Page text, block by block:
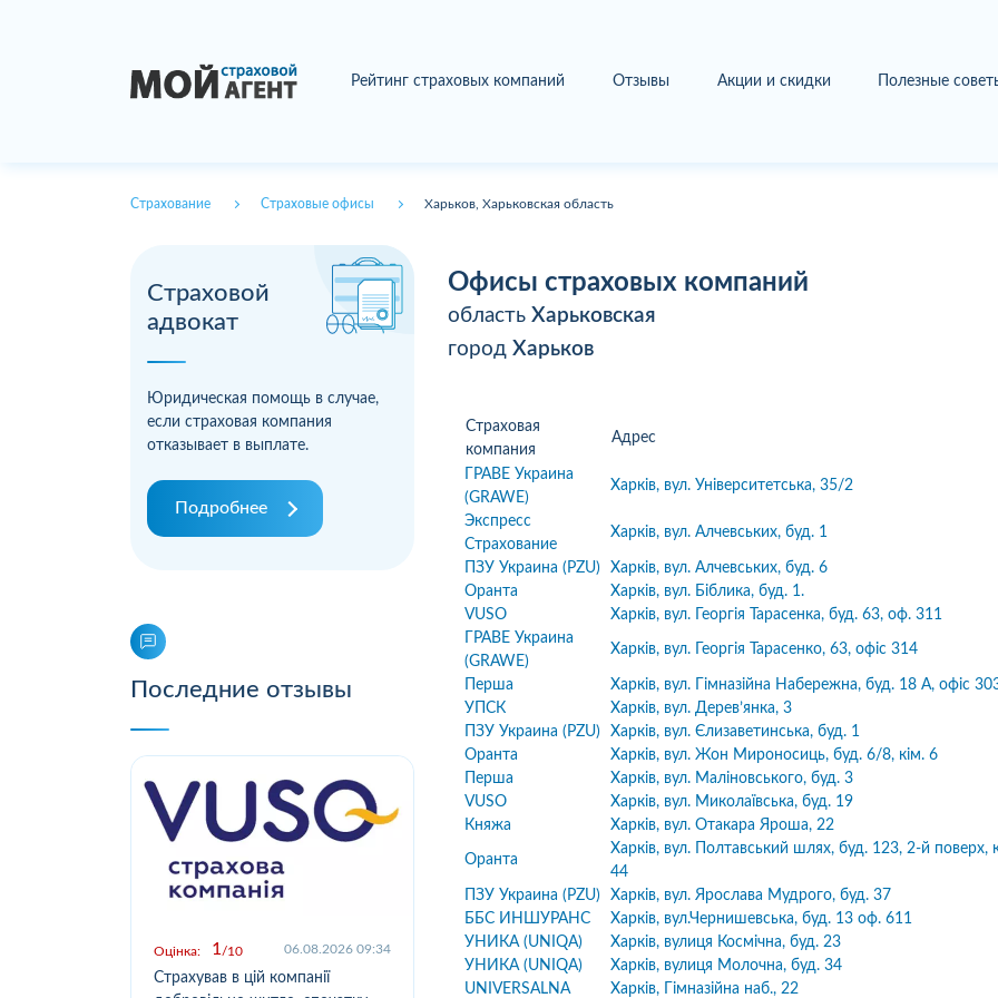
Рейтинг страховых компаний Отзывы Акции и скидки Полезные
Страхование Страховые офисы Харьков, Харьковская область
Страховой
адвокат
Юридическая помощь в случае,
если страховая компания
отказывает в выплате.
Подробнее
Последние отзывы
Оцінка: 1 10 06.08.2026 09:34
Страхував в цій компанії
Оцінка: 10 10 05.08.2026 19:00
Оформлював сьогодні
Оцінка:
Дуже дивна компанія.
Офисы страховых компаний
область Харьковская
город Харьков
Страховая
компания
Адрес
ГРАВЕ Украина
(GRAWE)
Харків, вул. Університетська, 35/2
Экспресс
Страхование
Харків, вул. Алчевських, буд. 1
ПЗУ Украина (PZU)
Харків, вул. Алчевських, буд. 6
Оранта
Харків, вул. Біблика, буд. 1.
VUSO
Харків, вул. Георгія Тарасенка, буд. 63, оф. 311
ГРАВЕ Украина
(GRAWE)
Харків, вул. Георгія Тарасенко, 63, офіс 314
Перша
Харків, вул. Гімназійна Набережна, буд. 18 А, офіс
УПСК
Харків, вул. Дерев’янка, 3
ПЗУ Украина (PZU)
Харків, вул. Єлизаветинська, буд. 1
Оранта
Харків, вул. Жон Мироносиць, буд. 6/8, кім. 6
Перша
Харків, вул. Маліновського, буд. 3
VUSO
Харків, вул. Миколаївська, буд. 19
Княжа
Харків, вул. Отакара Яроша, 22
Оранта
Харків, вул. Полтавський шлях, буд. 123, 2-й поверх,
44
ПЗУ Украина (PZU)
Харків, вул. Ярослава Мудрого, буд. 37
ББС ИНШУРАНС
Харків, вул.Чернишевська, буд. 13 оф. 611
УНИКА (UNIQA)
Харків, вулиця Космічна, буд. 23
УНИКА (UNIQA)
Харків, вулиця Молочна, буд. 34
UNIVERSALNA
Харків, Гімназійна наб., 22